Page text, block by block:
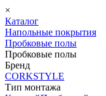
×
Каталог
Напольные покрытия
Пробковые полы
Пробковые полы
Бренд
CORKSTYLE
Тип монтажа